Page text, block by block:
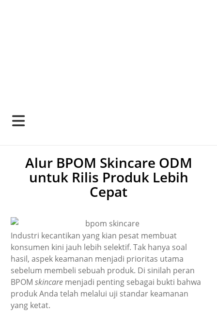
Alur BPOM Skincare ODM
untuk Rilis Produk Lebih
Cepat
Industri kecantikan yang kian pesat membuat
konsumen kini jauh lebih selektif. Tak hanya soal
hasil, aspek keamanan menjadi prioritas utama
sebelum membeli sebuah produk. Di sinilah peran
BPOMskincare menjadi penting sebagai bukti bahwa
produk Anda telah melalui uji standar keamanan
yang ketat.